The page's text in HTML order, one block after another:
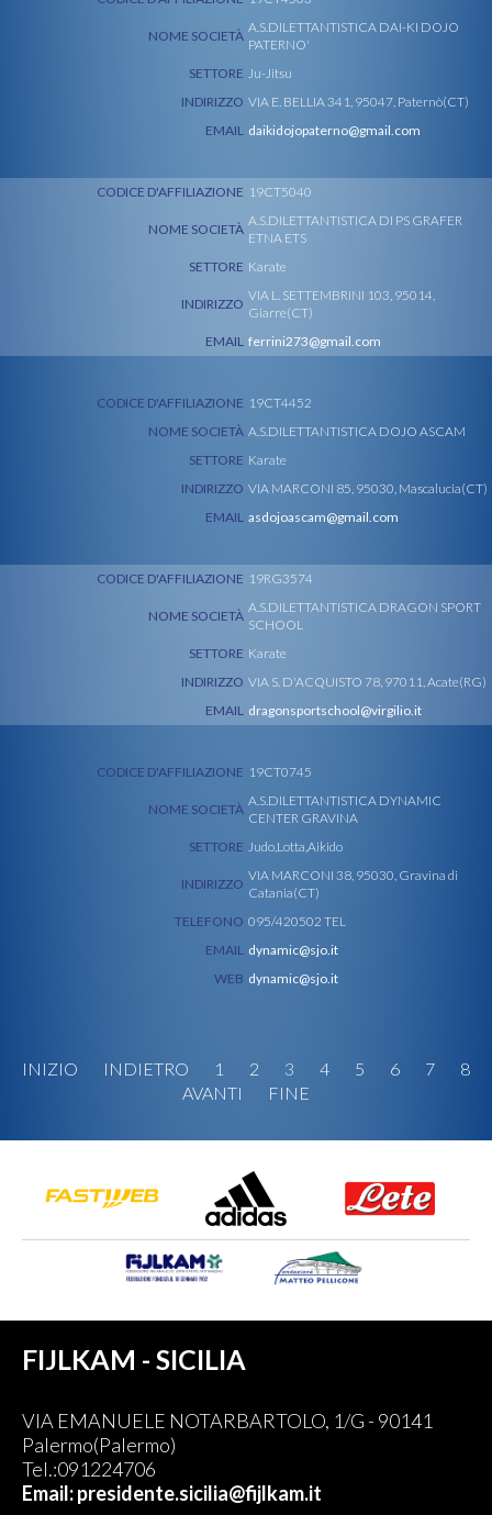
NOME SOCIETÀ
A.S.DILETTANTISTICA DAI-KI DOJO
PATERNO'
SETTORE Ju-Jitsu
INDIRIZZO VIA E. BELLIA 341, 95047, Paternò(CT)
EMAIL daikidojopaterno@gmail.com
CODICE D'AFFILIAZIONE 19CT5040
NOME SOCIETÀ
A.S.DILETTANTISTICA DI PS GRAFER
ETNA ETS
SETTORE Karate
INDIRIZZO
VIA L. SETTEMBRINI 103, 95014,
Giarre(CT)
EMAIL ferrini273@gmail.com
CODICE D'AFFILIAZIONE 19CT4452
NOME SOCIETÀ A.S.DILETTANTISTICA DOJO ASCAM
SETTORE Karate
INDIRIZZO VIA MARCONI 85, 95030, Mascalucia(CT)
EMAIL asdojoascam@gmail.com
CODICE D'AFFILIAZIONE 19RG3574
NOME SOCIETÀ
A.S.DILETTANTISTICA DRAGON SPORT
SCHOOL
SETTORE Karate
INDIRIZZO VIA S. D'ACQUISTO 78, 97011, Acate(RG)
EMAIL dragonsportschool@virgilio.it
CODICE D'AFFILIAZIONE 19CT0745
NOME SOCIETÀ
A.S.DILETTANTISTICA DYNAMIC
CENTER GRAVINA
SETTORE Judo,Lotta,Aikido
INDIRIZZO
VIA MARCONI 38, 95030, Gravina di
Catania(CT)
TELEFONO 095/420502 TEL
EMAIL dynamic@sjo.it
WEB dynamic@sjo.it
INIZIO INDIETRO 1 2 3 4 5 6 7
8
AVANTI
FINE
FIJLKAM - SICILIA
VIA EMANUELE NOTARBARTOLO, 1/G - 90141
Palermo(Palermo)
Tel.:091224706
Email: presidente.sicilia@fijlkam.it